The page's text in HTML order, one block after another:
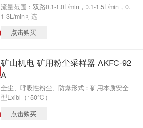
流量范围：双路0.1-1.0L/min，0.1-1.5L/min，0.
1-3L/min可选
点击购买
矿山机电 矿用粉尘采样器 AKFC-92
A
全尘、呼吸性粉尘、防爆形式：矿用本质安全
型Exibl（150℃）
点击购买